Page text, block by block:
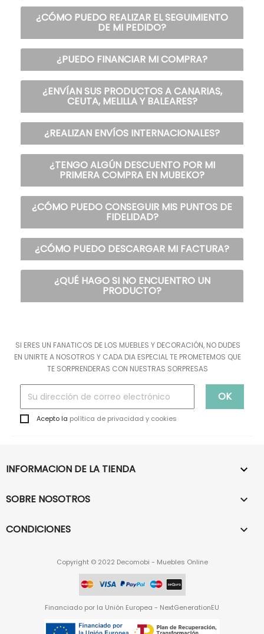
¿CÓMO PUEDO REALIZAR EL SEGUIMIENTO
DE MI PEDIDO?
¿PUEDO FINANCIAR MI COMPRA?
¿ENVÍAN SUS PRODUCTOS A CANARIAS,
CEUTA, MELILLA Y BALEARES?
¿REALIZAN ENVÍOS INTERNACIONALES?
¿TENGO ALGÚN DESCUENTO POR MI
PRIMERA COMPRA EN MUBEKO?
¿CÓMO PUEDO CONSEGUIR MIS PUNTOS DE
FIDELIDAD?
¿CÓMO PUEDO DESCARGAR MI FACTURA?
¿QUÉ HAGO SI NO ENCUENTRO UN
PRODUCTO?
SI ERES UN FANATICOS DE LOS MUEBLES Y DECORACIÓN, NO DUDES
EN UNIRTE A NOSOTROS Y CADA DIA ESPECIAL TE PROMETEMOS QUE
TE SORPRENDERAS CON NUESTRAS SORPRESAS
Acepto la política de privacidad y cookies
INFORMACION DE LA TIENDA 
SOBRE NOSOTROS 
CONDICIONES 
Copyright © 2022 Decomobi - Muebles Online
Financiado por la Unión Europea - NextGenerationEU